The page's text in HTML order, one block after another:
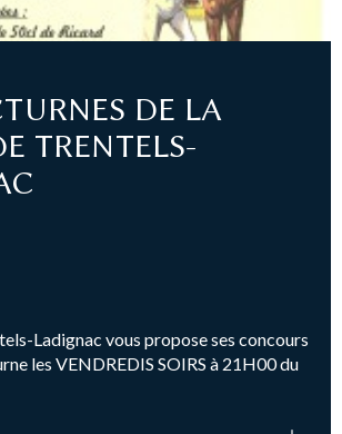
DE LA
TRENTELS-
Ladignac vous propose ses concours
les VENDREDIS SOIRS à 21H00 du